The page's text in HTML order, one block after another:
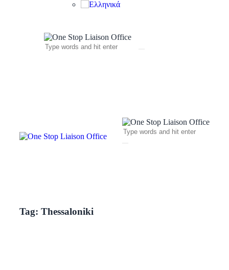
Tag: Thessaloniki